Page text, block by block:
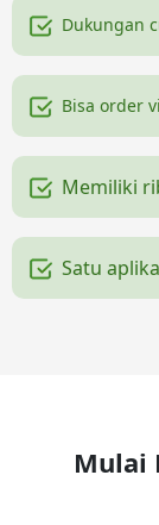
Dukungan
Bisa order
Memiliki
Satu
Mulai